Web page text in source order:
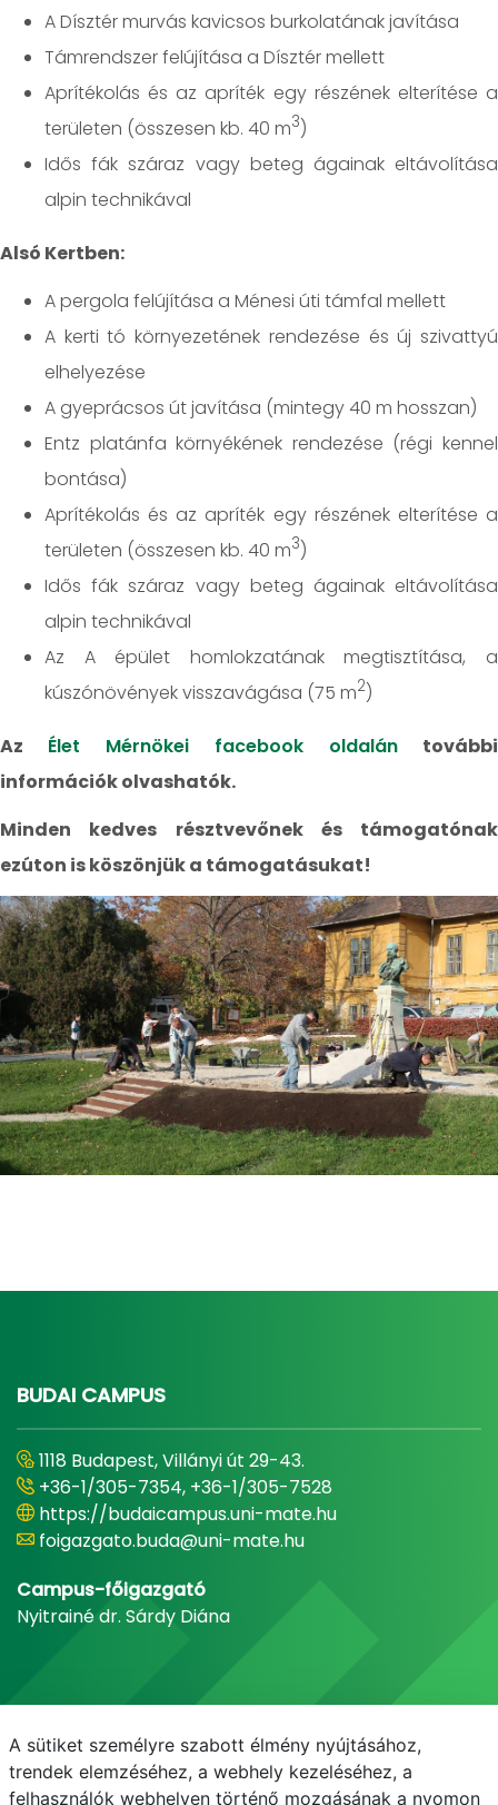
A Dísztér murvás kavicsos burkolatának javítása
Támrendszer felújítása a Dísztér mellett
Aprítékolás és az apríték egy részének elterítése a
területen (összesen kb. 40 m3)
Idős fák száraz vagy beteg ágainak eltávolítása
alpin technikával
Alsó Kertben:
A pergola felújítása a Ménesi úti támfal mellett
A kerti tó környezetének rendezése és új szivattyú
elhelyezése
A gyeprácsos út javítása (mintegy 40 m hosszan)
Entz platánfa környékének rendezése (régi kennel
bontása)
Aprítékolás és az apríték egy részének elterítése a
területen (összesen kb. 40 m3)
Idős fák száraz vagy beteg ágainak eltávolítása
alpin technikával
Az A épület homlokzatának megtisztítása, a
kúszónövények visszavágása (75 m2)
Az Élet Mérnökei facebook oldalán további
információk olvashatók.
Minden kedves résztvevőnek és támogatónak
ezúton is köszönjük a támogatásukat!
BUDAI CAMPUS
1118 Budapest, Villányi út 29-43.
+36-1/305-7354, +36-1/305-7528
https://budaicampus.uni-mate.hu
foigazgato.buda@uni-mate.hu
Campus-főigazgató
Nyitrainé dr. Sárdy Diána
A sütiket személyre szabott élmény nyújtásához,
trendek elemzéséhez, a webhely kezeléséhez, a
felhasználók webhelyen történő mozgásának a nyomon